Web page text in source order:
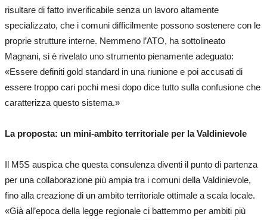
risultare di fatto inverificabile senza un lavoro altamente
specializzato, che i comuni difficilmente possono sostenere con le
proprie strutture interne. Nemmeno l’ATO, ha sottolineato
Magnani, si è rivelato uno strumento pienamente adeguato:
«Essere definiti gold standard in una riunione e poi accusati di
essere troppo cari pochi mesi dopo dice tutto sulla confusione che
caratterizza questo sistema.»
La proposta: un mini-ambito territoriale per la Valdinievole
Il M5S auspica che questa consulenza diventi il punto di partenza
per una collaborazione più ampia tra i comuni della Valdinievole,
fino alla creazione di un ambito territoriale ottimale a scala locale.
«Già all’epoca della legge regionale ci battemmo per ambiti più